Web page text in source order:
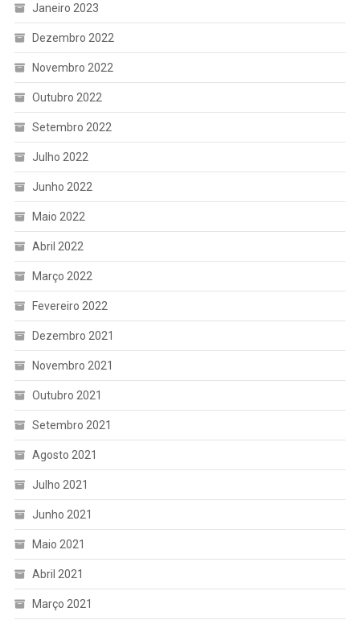
Janeiro 2023
Dezembro 2022
Novembro 2022
Outubro 2022
Setembro 2022
Julho 2022
Junho 2022
Maio 2022
Abril 2022
Março 2022
Fevereiro 2022
Dezembro 2021
Novembro 2021
Outubro 2021
Setembro 2021
Agosto 2021
Julho 2021
Junho 2021
Maio 2021
Abril 2021
Março 2021